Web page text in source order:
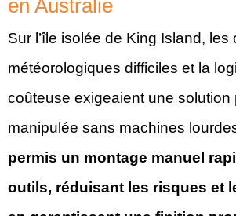
en Australie
Sur l’île isolée de King Island, les
météorologiques difficiles et la
coûteuse exigeaient une solution
manipulée sans machines
permis un montage manuel
outils, réduisant les risques et